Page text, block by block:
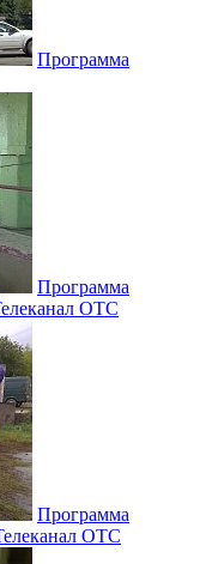
Программа
Программа
ОТС
Программа
ОТС